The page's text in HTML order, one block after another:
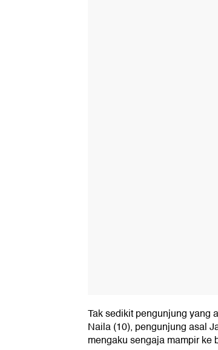
Tak sedikit pengunjung yang
Naila (10), pengunjung asal
mengaku sengaja mampir ke